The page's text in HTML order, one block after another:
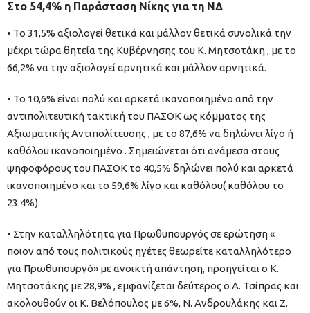
Στο 54,4% η Παράσταση Νίκης για τη ΝΔ
• Το 31,5% αξιολογεί θετικά και μάλλον θετικά συνολικά την
μέχρι τώρα θητεία της Κυβέρνησης του Κ. Μητσοτάκη , με το
66,2% να την αξιολογεί αρνητικά και μάλλον αρνητικά.
• Το 10,6% είναι πολύ και αρκετά ικανοποιημένο από την
αντιπολιτευτική τακτική του ΠΑΣΟΚ ως κόμματος της
Αξιωματικής Αντιπολίτευσης , με το 87,6% να δηλώνει λίγο ή
καθόλου ικανοποιημένο . Σημειώνεται ότι ανάμεσα στους
ψηφοφόρους του ΠΑΣΟΚ το 40,5% δηλώνει πολύ και αρκετά
ικανοποιημένο και το 59,6% λίγο και καθόλου( καθόλου το
23.4%).
• Στην καταλληλότητα για Πρωθυπουργός σε ερώτηση «
ποιον από τους πολιτικούς ηγέτες θεωρείτε καταλληλότερο
για Πρωθυπουργό» με ανοικτή απάντηση, προηγείται ο Κ.
Μητσοτάκης με 28,9% , εμφανίζεται δεύτερος ο Α. Τσίπρας και
ακολουθούν οι Κ. Βελόπουλος με 6%, Ν. Ανδρουλάκης και Ζ.